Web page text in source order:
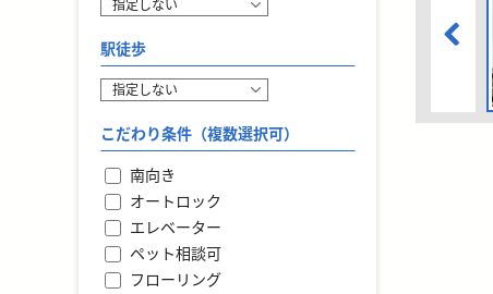
駅徒歩
こだわり条件（複数選択可）
南向き
オートロック
エレベーター
ペット相談可
フローリング